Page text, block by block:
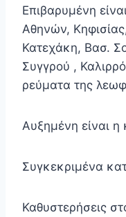
Επιβαρυμένη
Αθηνών,
Κατεχάκη, Βασ.
Συγγρού ,
ρεύματα της
Αυξημένη είναι η
Συγκεκριμένα
Καθυστερήσεις